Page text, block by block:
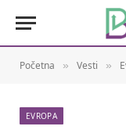
Početna » Vesti »
EVROPA